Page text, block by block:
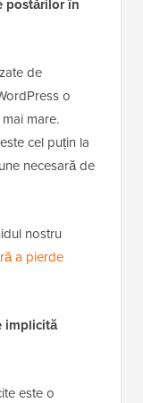
postărilor în
de
o
mare.
cel puțin la
necesară de
nostru
a pierde
implicită
este o